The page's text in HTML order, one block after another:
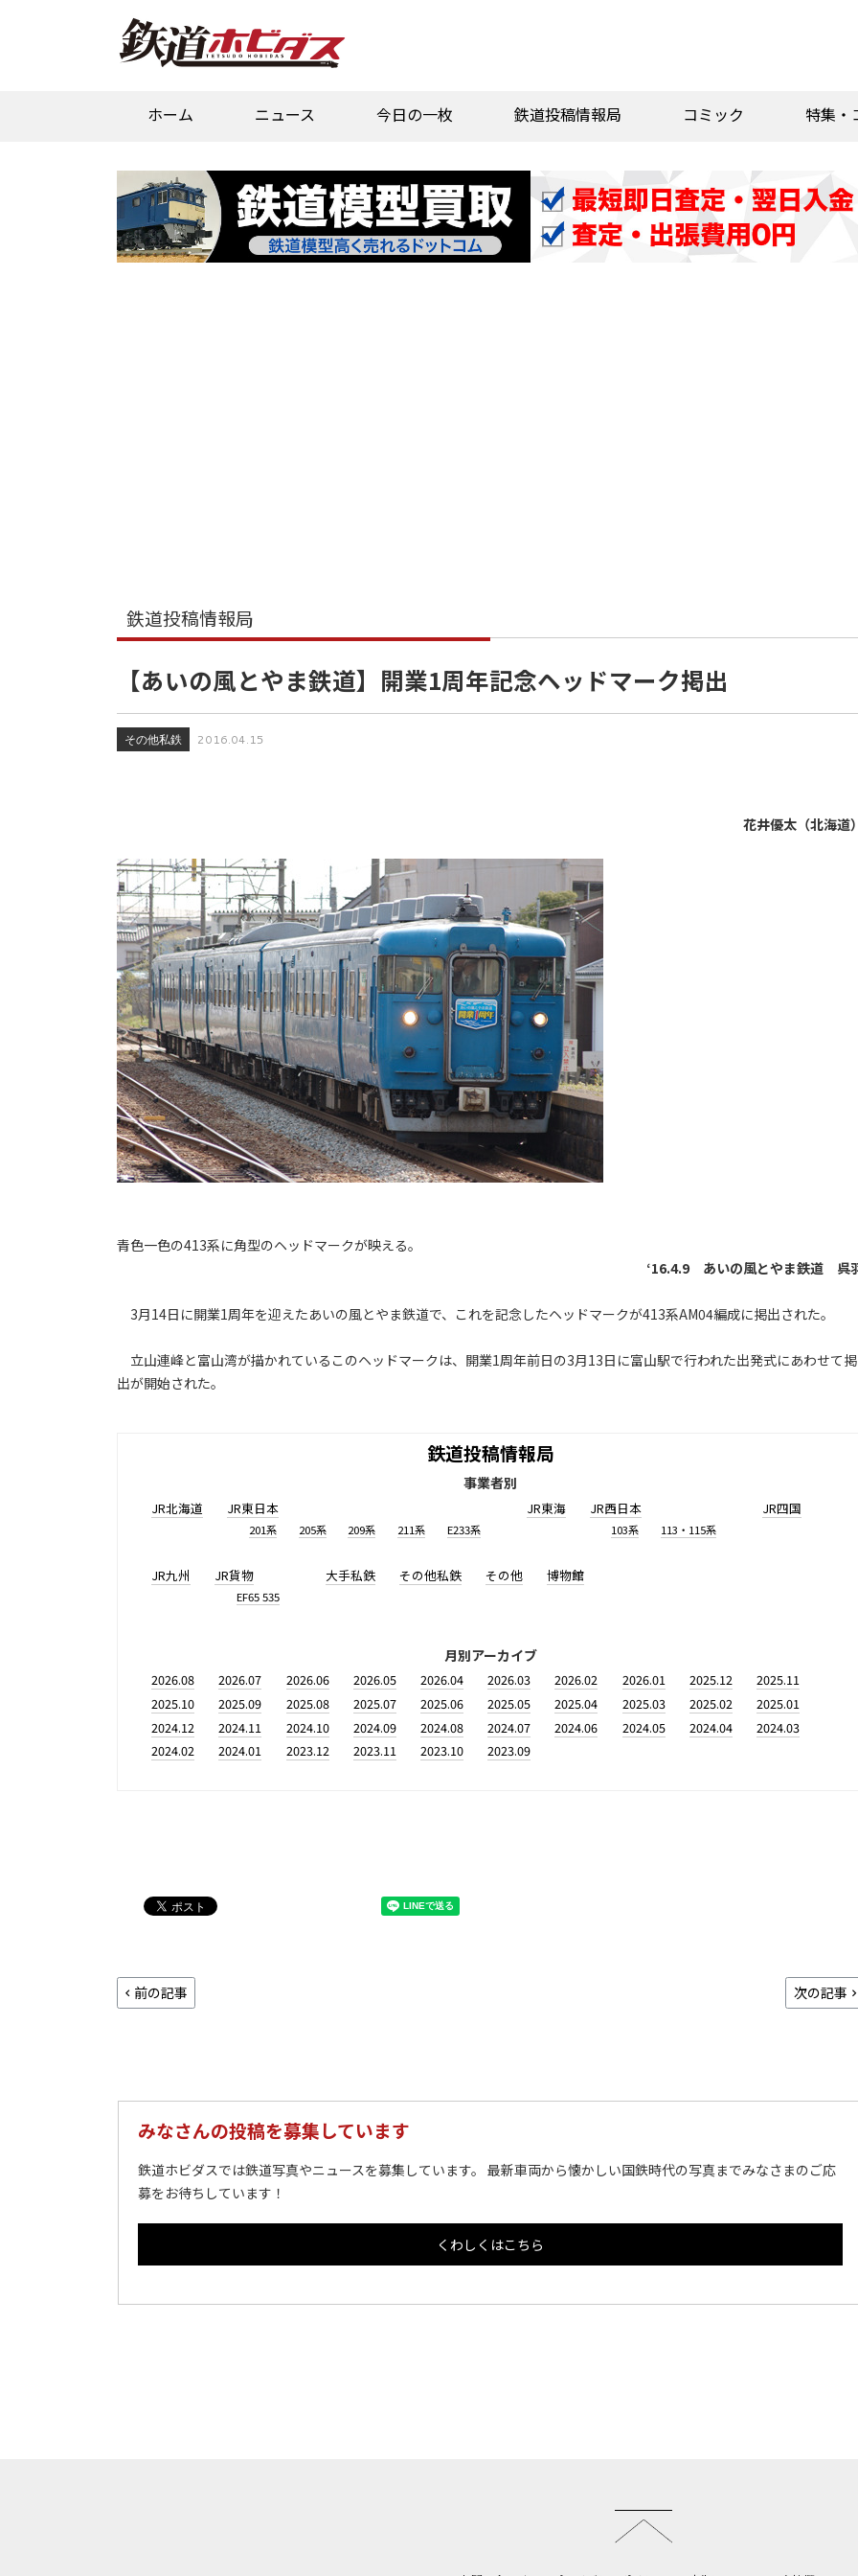
ホーム ニュース 今日の一枚 鉄道投稿情報局 コミック 特集・
鉄道投稿情報局
【あいの風とやま鉄道】開業1周年記念ヘッドマーク掲出
その他私鉄 2016.04.15
花井優太（北海道
青色一色の413系に角型のヘッドマークが映える。
‘16.4.9 あいの風とやま鉄道 呉
3月14日に開業1周年を迎えたあいの風とやま鉄道で、これを記念したヘッドマークが413系AM04編成に掲出された。
立山連峰と富山湾が描かれているこのヘッドマークは、開業1周年前日の3月13日に富山駅で行われた出発式にあわせて掲
出が開始された。
鉄道投稿情報局
事業者別
JR北海道 JR東日本
201系 205系 209系 211系 E233系
JR東海 JR西日本
103系 113・115系
JR四国
JR九州 JR貨物
EF65 535
大手私鉄 その他私鉄 その他 博物館
月別アーカイブ
2026.08 2026.07 2026.06 2026.05 2026.04 2026.03 2026.02 2026.01 2025.12
2025.11
2025.10
2025.09 2025.08 2025.07 2025.06 2025.05 2025.04 2025.03 2025.02
2025.01
2024.12
2024.11 2024.10 2024.09 2024.08 2024.07 2024.06 2024.05 2024.04
2024.03
2024.02
2024.01 2023.12 2023.11 2023.10 2023.09
前の記事 次の記事
みなさんの投稿を募集しています
鉄道ホビダスでは鉄道写真やニュースを募集しています。 最新車両から懐かしい国鉄時代の写真までみなさまのご応
募をお待ちしています！
くわしくはこちら